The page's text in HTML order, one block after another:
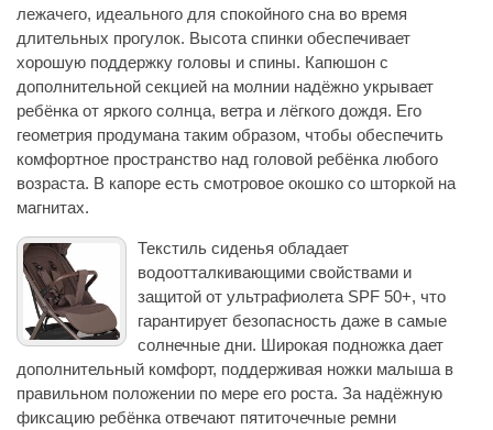
лежачего, идеального для спокойного сна во время
длительных прогулок. Высота спинки обеспечивает
хорошую поддержку головы и спины. Капюшон с
дополнительной секцией на молнии надёжно укрывает
ребёнка от яркого солнца, ветра и лёгкого дождя. Его
геометрия продумана таким образом, чтобы обеспечить
комфортное пространство над головой ребёнка любого
возраста. В капоре есть смотровое окошко со шторкой на
магнитах.
Текстиль сиденья обладает
водоотталкивающими свойствами и
защитой от ультрафиолета SPF 50+, что
гарантирует безопасность даже в самые
солнечные дни. Широкая подножка дает
дополнительный комфорт, поддерживая ножки малыша в
правильном положении по мере его роста. За надёжную
фиксацию ребёнка отвечают пятиточечные ремни